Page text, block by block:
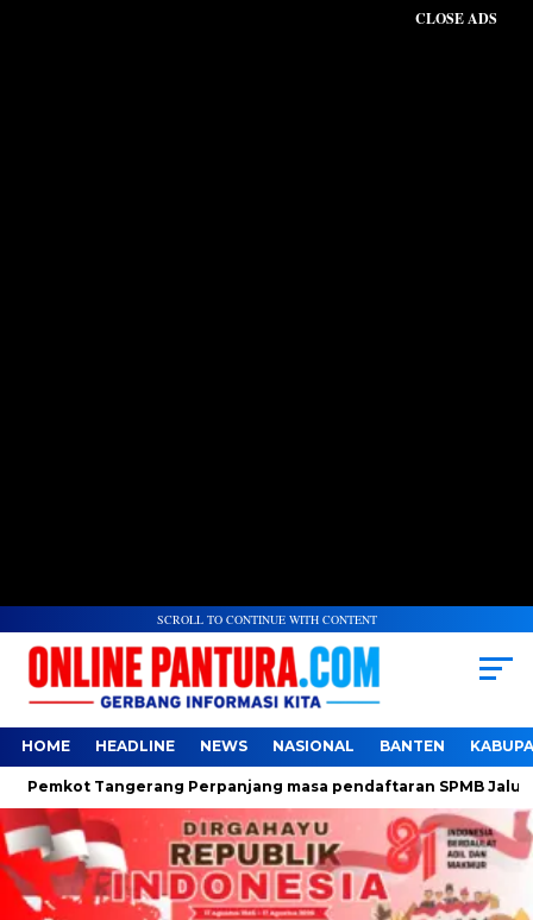
CLOSE ADS
SCROLL TO CONTINUE WITH CONTENT
HOME HEADLINE NEWS NASIONAL BANTEN
Tangerang Perpanjang masa pendaftaran SPMB Jalur